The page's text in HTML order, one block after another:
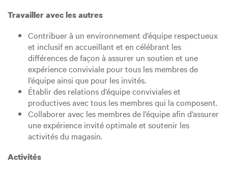
Travailler avec les autres
Contribuer à un environnement d’équipe respectueux
et inclusif en accueillant et en célébrant les
différences de façon à assurer un soutien et une
expérience conviviale pour tous les membres de
l’équipe ainsi que pour les invités.
Établir des relations d’équipe conviviales et
productives avec tous les membres qui la composent.
Collaborer avec les membres de l’équipe afin d’assurer
une expérience invité optimale et soutenir les
activités du magasin.
Activités